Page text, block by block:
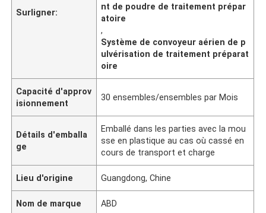
Surligner:
nt de poudre de traitement prépar
atoire
,
Système de convoyeur aérien de p
ulvérisation de traitement préparat
oire
Capacité d'approv
isionnement
30 ensembles/ensembles par Mois
Détails d'emballa
ge
Emballé dans les parties avec la mou
sse en plastique au cas où cassé en
cours de transport et charge
Lieu d'origine Guangdong, Chine
Nom de marque ABD